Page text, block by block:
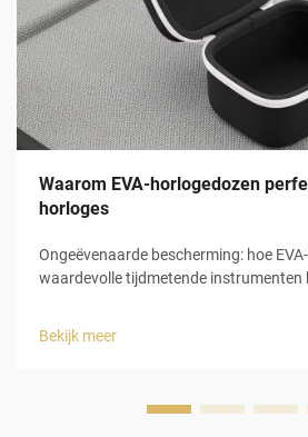
Waarom EVA-horlogedozen
horloges
Ongeëvenaarde bescherming: hoe
waardevolle tijdmetende instrumenten
ethyleenvinylacetaat (EVA)-schuim
Bekijk meer